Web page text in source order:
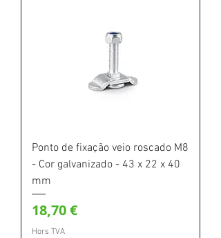
Ponto de fixação veio roscado M8
- Cor galvanizado - 43 x 22 x 40
mm
Prix
18,70 €
Hors TVA